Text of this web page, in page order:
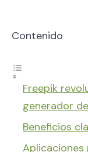
Contenido
Freepik
generador
Beneficios